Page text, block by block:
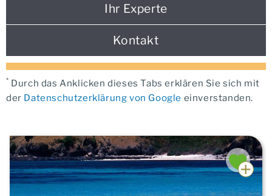
Ihr Experte
Kontakt
* Durch das Anklicken dieses Tabs erklären Sie sich mit
der Datenschutzerklärung von Google einverstanden.